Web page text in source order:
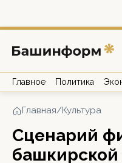
Главное Политика
Главная/Культура
Сценарий